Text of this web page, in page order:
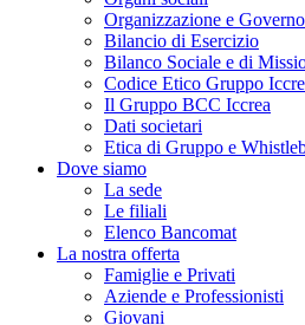
Organizzazione e
Bilancio di Esercizio
Bilanco Sociale e di
Codice Etico Gruppo
Il Gruppo BCC Iccrea
Dati societari
Etica di Gruppo e
Dove siamo
La sede
Le filiali
Elenco Bancomat
La nostra offerta
Famiglie e Privati
Aziende e Professionisti
Giovani